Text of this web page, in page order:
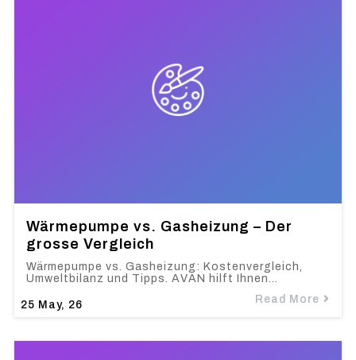
Wärmepumpe vs. Gasheizung – Der
grosse Vergleich
25 May, 26
Wärmepumpe vs. Gasheizung: Kostenvergleich,
Umweltbilanz und Tipps. AVAN hilft Ihnen…
Read More